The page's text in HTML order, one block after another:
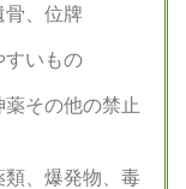
骨、位牌
すいもの
その他の禁止
、爆発物、毒